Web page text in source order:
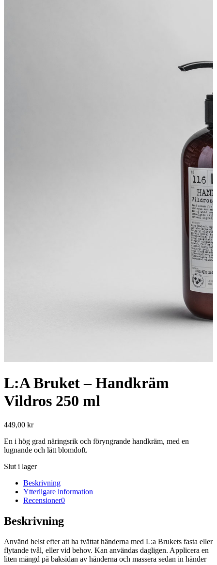
L:A Bruket – Handkräm
Vildros 250 ml
449,00 kr
En i hög grad näringsrik och föryngrande handkräm, med en
lugnande och lätt blomdoft.
Slut i lager
Beskrivning
Ytterligare information
Recensioner0
Beskrivning
Använd helst efter att ha tvättat händerna med L:a Brukets fasta eller
flytande tvål, eller vid behov. Kan användas dagligen. Applicera en
liten mängd på baksidan av händerna och massera sedan in händer